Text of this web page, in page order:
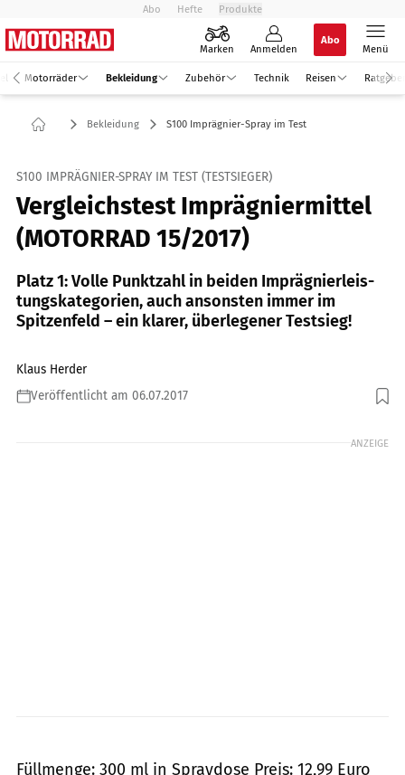
Abo Hefte Produkte
Marken Anmelden
Abo
Menü
Motorräder Bekleidung Zubehör Technik Reisen Ratgeber
Bekleidung S100 Imprägnier-Spray im Test
S100 IMPRÄGNIER-SPRAY IM TEST (TESTSIEGER)
Vergleichstest Imprägniermittel
(MOTORRAD 15/2017)
Platz 1: Volle Punktzahl in beiden Imprägnierleis­
tungskategorien, auch ansonsten immer im
Spitzenfeld – ein klarer, überlegener Testsieg!
Klaus Herder
Veröffentlicht am 06.07.2017
Foto: Foto: mps-Fotostudio
ANZEIGE
Füllmenge: 300 ml in Spraydose Preis: 12,99 Euro